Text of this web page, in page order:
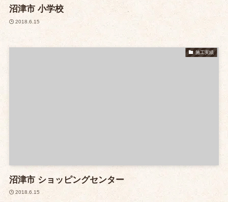
沼津市 小学校
2018.6.15
施工実績
沼津市 ショッピングセンター
2018.6.15